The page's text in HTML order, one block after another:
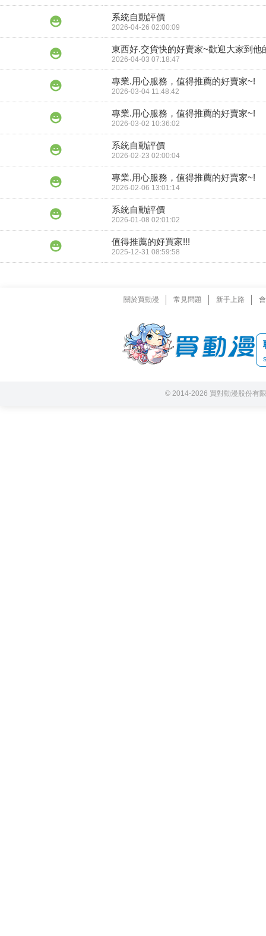
系統自動評價
2026-04-26 02:00:09
東西好.交貨快的好賣家~歡迎大家到他
2026-04-03 07:18:47
專業.用心服務，值得推薦的好賣家~!
2026-03-04 11:48:42
專業.用心服務，值得推薦的好賣家~!
2026-03-02 10:36:02
系統自動評價
2026-02-23 02:00:04
專業.用心服務，值得推薦的好賣家~!
2026-02-06 13:01:14
系統自動評價
2026-01-08 02:01:02
值得推薦的好買家!!!
2025-12-31 08:59:58
關於買動漫 常見問題 新手上路
© 2014-2026 買對動漫股份有